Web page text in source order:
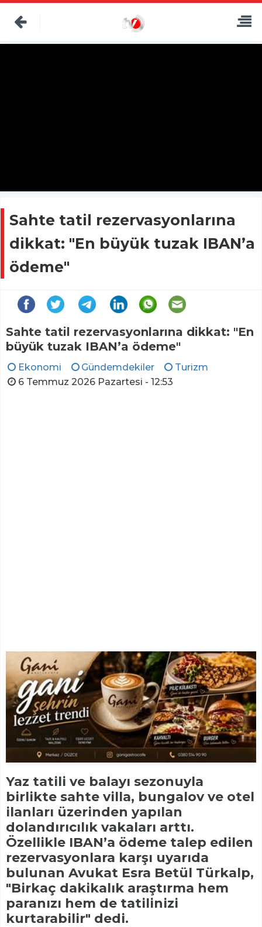
Sahte tatil rezervasyonlarına
dikkat: "En büyük tuzak IBAN’a
ödeme"
Sahte tatil rezervasyonlarına dikkat: "En
büyük tuzak IBAN’a ödeme"
Ekonomi Gündemdekiler
Turizm
6 Temmuz 2026 Pazartesi - 12:53
Yaz tatili ve balayı sezonuyla
birlikte sahte villa, bungalov ve otel
ilanları üzerinden yapılan
dolandırıcılık vakaları arttı.
Özellikle IBAN’a ödeme talep edilen
rezervasyonlara karşı uyarıda
bulunan Avukat Esra Betül Türkalp,
"Birkaç dakikalık araştırma hem
paranızı hem de tatilinizi
kurtarabilir" dedi.